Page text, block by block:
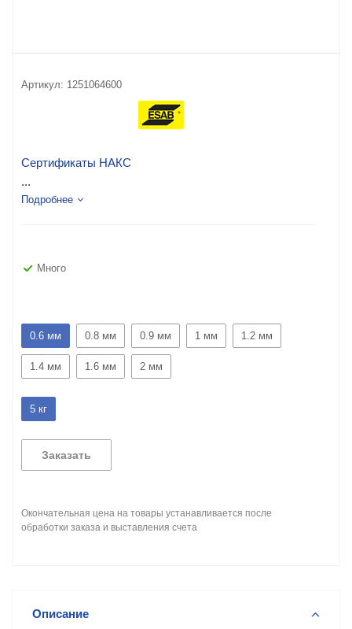
Артикул: 1251064600
Сертификаты НАКС
...
Подробнее
Много
0.6 мм 0.8 мм 0.9 мм 1 мм 1.2 мм
1.4 мм 1.6 мм 2 мм
5 кг
Заказать
Окончательная цена на товары устанавливается после
обработки заказа и выставления счета
Описание